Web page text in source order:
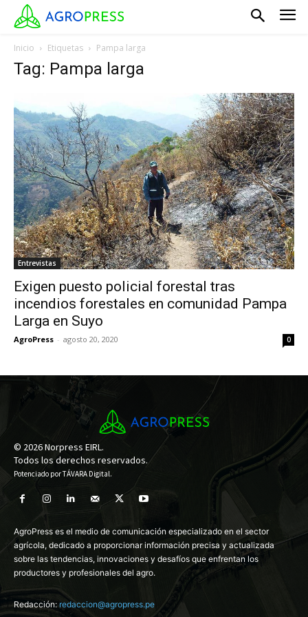
Inicio Etiquetas Pampa larga
Tag: Pampa larga
Entrevistas
Exigen puesto policial forestal tras
incendios forestales en comunidad Pampa
Larga en Suyo
AgroPress - agosto 20, 2020 0
© 2026 Norpress EIRL.
Todos los derechos reservados.
Potenciado porTÁVARA Digital.
AgroPress es el medio de comunicación especializado en el sector
agrícola, dedicado a proporcionar información precisa y actualizada
sobre las tendencias, innovaciones y desafíos que enfrentan los
productores y profesionales del agro.
Redacción:redaccion@agropress.pe